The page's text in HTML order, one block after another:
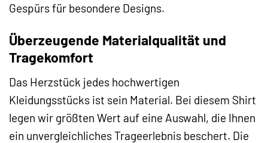
Gespürs für besondere Designs.
Überzeugende Materialqualität und
Tragekomfort
Das Herzstück jedes hochwertigen
Kleidungsstücks ist sein Material. Bei diesem Shirt
legen wir größten Wert auf eine Auswahl, die Ihnen
ein unvergleichliches Trageerlebnis beschert. Die